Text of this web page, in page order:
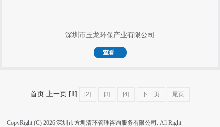
深圳市玉龙环保产业有限公司
查看+
首页 上一页 [1] [2] [3] [4] 下一页 尾页
CopyRight (C) 2026 深圳市方圳清环管理咨询服务有限公司. All Right